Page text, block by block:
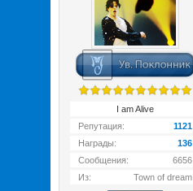
I am Alive
Репутация:
1121
Награды:
136
Сообщения:
6656
Из:
Town of dream